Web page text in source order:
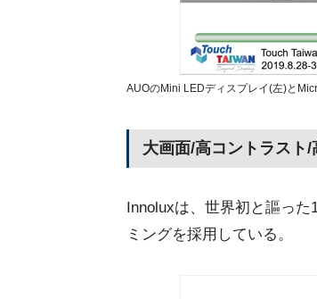
AUOのMini LEDディスプレイ(左)と
大画面/高コントラス
Innoluxは、世界初と謳った
ミングを採用している。